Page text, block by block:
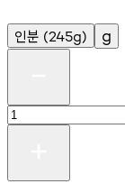
인분 (245g) g